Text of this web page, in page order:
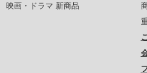
映画・ドラマ 新商品